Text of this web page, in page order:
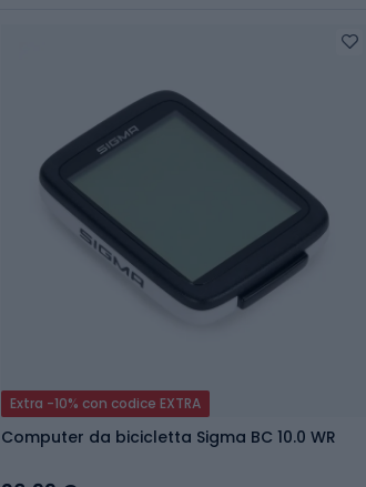
Extra -10% con codice EXTRA
Computer da bicicletta Sigma BC 10.0 WR